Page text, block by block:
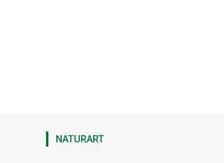
NATURART